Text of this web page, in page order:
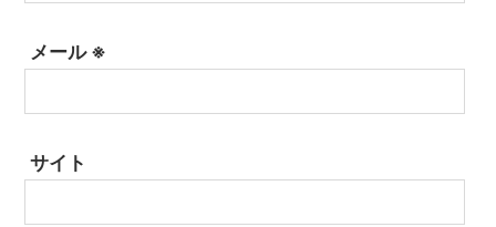
メール ※
サイト